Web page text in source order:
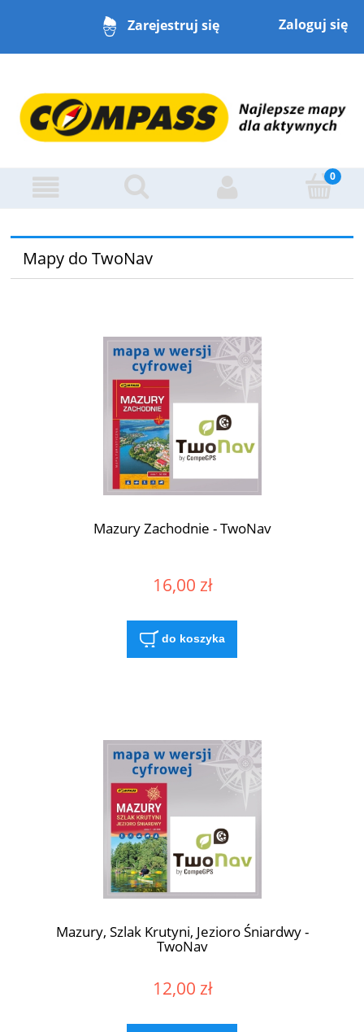
Zarejestruj się Zaloguj się
Mapy do TwoNav
Mazury Zachodnie - TwoNav
16,00 zł
do koszyka
Mazury, Szlak Krutyni, Jezioro Śniardwy -
TwoNav
12,00 zł